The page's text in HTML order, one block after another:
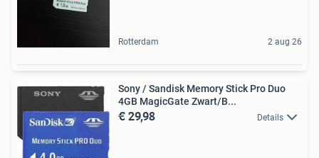
Rotterdam 2 aug 26
Sony / Sandisk Memory Stick Pro Duo
4GB MagicGate Zwart/B...
€ 29,98 Details